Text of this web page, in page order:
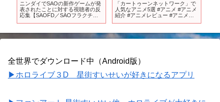
ニンダイでSAOの新作ゲームが発
表されたことに対する視聴者の反
応集【SAOFD／SAOフラクチュ
「カートゥーンネットワーク」で
人気なアニメ5選 #アニメ #アニメ
紹介 #アニメレビュー #アニメ評
園
解
全世界でダウンロード中（Android版）
▶ホロライブ３D 星街すいせいが好きになるアプリ